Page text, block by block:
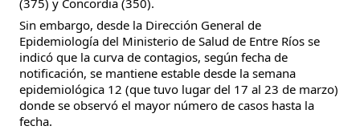
Sin embargo, desde la Dirección General de
Epidemiología del Ministerio de Salud de Entre Ríos se
indicó que la curva de contagios, según fecha de
notificación, se mantiene estable desde la semana
epidemiológica 12 (que tuvo lugar del 17 al 23 de marzo)
donde se observó el mayor número de casos hasta la
fecha.